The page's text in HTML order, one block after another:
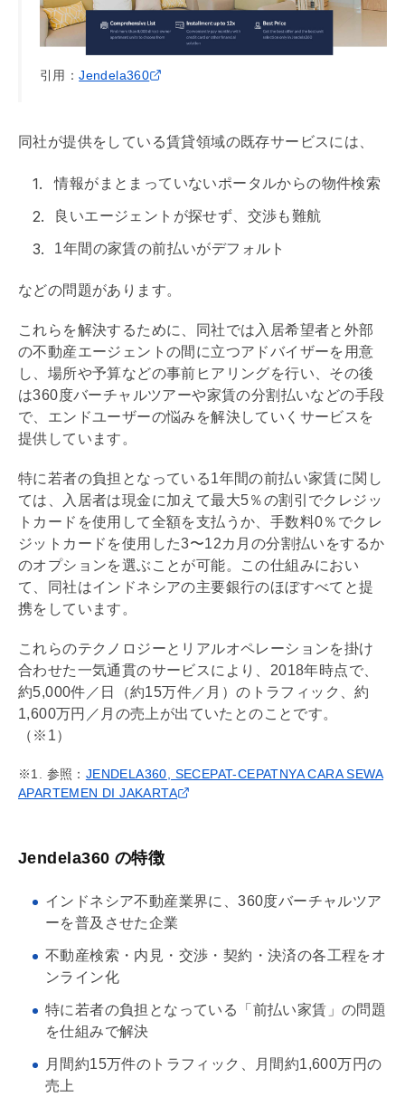
引用：Jendela360
同社が提供をしている賃貸領域の既存サービスには、
情報がまとまっていないポータルからの物件検索
良いエージェントが探せず、交渉も難航
1年間の家賃の前払いがデフォルト
などの問題があります。
これらを解決するために、同社では入居希望者と外部
の不動産エージェントの間に立つアドバイザーを用意
し、場所や予算などの事前ヒアリングを行い、その後
は360度バーチャルツアーや家賃の分割払いなどの手段
で、エンドユーザーの悩みを解決していくサービスを
提供しています。
特に若者の負担となっている1年間の前払い家賃に関し
ては、入居者は現金に加えて最大5％の割引でクレジッ
トカードを使用して全額を支払うか、手数料0％でクレ
ジットカードを使用した3〜12カ月の分割払いをするか
のオプションを選ぶことが可能。この仕組みにおい
て、同社はインドネシアの主要銀行のほぼすべてと提
携をしています。
これらのテクノロジーとリアルオペレーションを掛け
合わせた一気通貫のサービスにより、2018年時点で、
約5,000件／日（約15万件／​​月）のトラフィック、約
1,600万円／月の売上が出ていたとのことです。
（※1）
※1. 参照： JENDELA360, SECEPAT-CEPATNYA CARA SEWA
APARTEMEN DI JAKARTA
Jendela360 の特徴
インドネシア不動産業界に、360度バーチャルツア
ーを普及させた企業
不動産検索・ 内見 ・交渉・契約・決済の各工程をオ
ンライン化
特に若者の負担となっている「前払い家賃」の問題
を仕組みで解決
月間約15万件のトラフィック、月間約1,600万円の
売上